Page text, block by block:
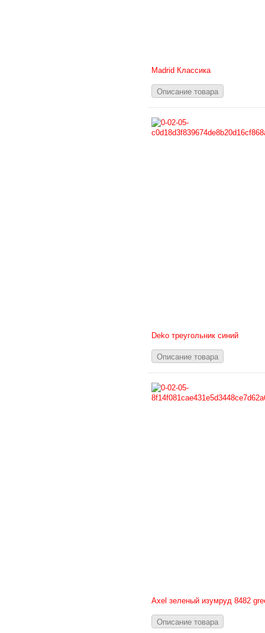
Madrid Классика
Описание товара
Deko треугольник синий
Описание товара
Axel зеленый изумруд 8482
Описание товара